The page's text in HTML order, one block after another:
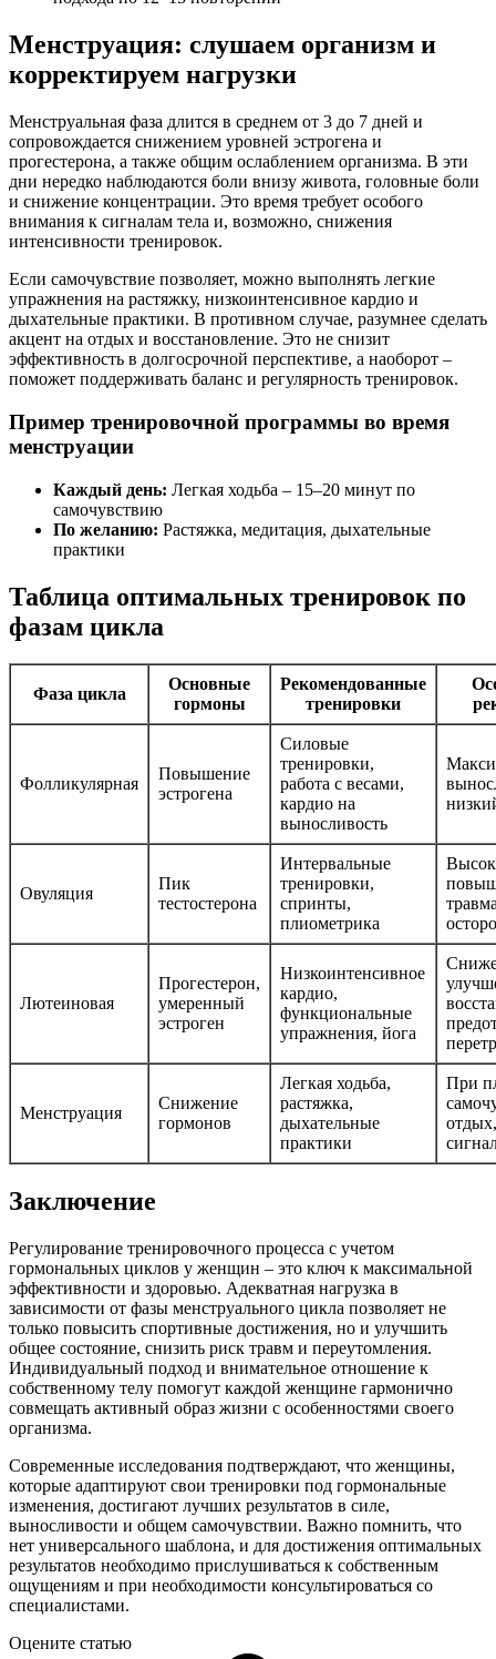
Менструация: слушаем организм и
корректируем нагрузки
Менструальная фаза длится в среднем от 3 до 7 дней и
сопровождается снижением уровней эстрогена и
прогестерона, а также общим ослаблением организма. В эти
дни нередко наблюдаются боли внизу живота, головные боли
и снижение концентрации. Это время требует особого
внимания к сигналам тела и, возможно, снижения
интенсивности тренировок.
Если самочувствие позволяет, можно выполнять легкие
упражнения на растяжку, низкоинтенсивное кардио и
дыхательные практики. В противном случае, разумнее сделать
акцент на отдых и восстановление. Это не снизит
эффективность в долгосрочной перспективе, а наоборот –
поможет поддерживать баланс и регулярность тренировок.
Пример тренировочной программы во время
менструации
Каждый день: Легкая ходьба – 15–20 минут по
самочувствию
По желанию: Растяжка, медитация, дыхательные
практики
Таблица оптимальных тренировок по
фазам цикла
Фаза цикла
Основные
гормоны
Рекомендованные
тренировки
Фолликулярная
Повышение
эстрогена
Силовые
тренировки,
работа с весами,
кардио на
выносливость
Овуляция
Пик
тестостерона
Интервальные
тренировки,
спринты,
плиометрика
Лютеиновая
Прогестерон,
умеренный
эстроген
Низкоинтенсивное
кардио,
функциональные
упражнения, йога
Менструация
Снижение
гормонов
Легкая ходьба,
растяжка,
дыхательные
практики
При
Заключение
Регулирование тренировочного процесса с учетом
гормональных циклов у женщин – это ключ к максимальной
эффективности и здоровью. Адекватная нагрузка в
зависимости от фазы менструального цикла позволяет не
только повысить спортивные достижения, но и улучшить
общее состояние, снизить риск травм и переутомления.
Индивидуальный подход и внимательное отношение к
собственному телу помогут каждой женщине гармонично
совмещать активный образ жизни с особенностями своего
организма.
Современные исследования подтверждают, что женщины,
которые адаптируют свои тренировки под гормональные
изменения, достигают лучших результатов в силе,
выносливости и общем самочувствии. Важно помнить, что
нет универсального шаблона, и для достижения оптимальных
результатов необходимо прислушиваться к собственным
ощущениям и при необходимости консультироваться со
специалистами.
Оцените статью